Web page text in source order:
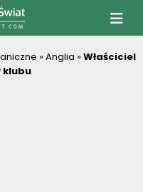
»Anglia »Właściciel
klubu